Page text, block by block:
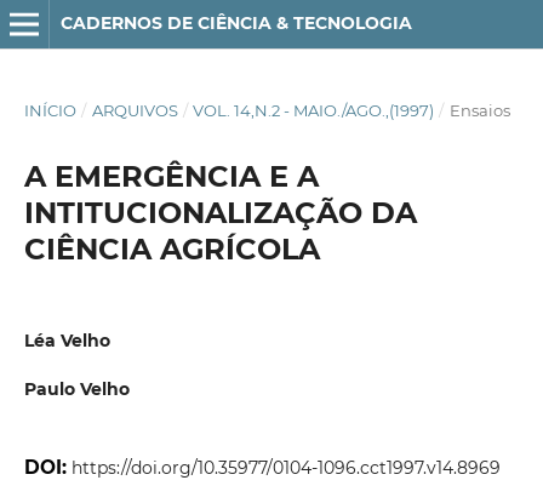
CADERNOS DE CIÊNCIA & TECNOLOGIA
INÍCIO / ARQUIVOS / VOL. 14,N.2 - MAIO./AGO.,(1997) / Ensaios
A EMERGÊNCIA E A
INTITUCIONALIZAÇÃO DA
CIÊNCIA AGRÍCOLA
Léa Velho
Paulo Velho
DOI: https://doi.org/10.35977/0104-1096.cct1997.v14.8969